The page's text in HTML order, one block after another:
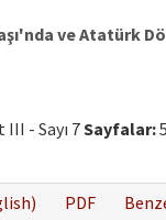
ve Atatürk
III - Sayı 7Sayfalar:
PDF